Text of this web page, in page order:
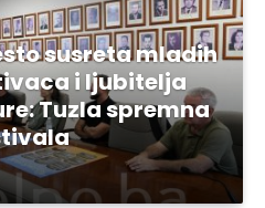
susreta mladih
i ljubitelja
Tuzla spremna